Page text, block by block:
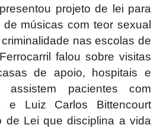
projeto de lei para
músicas com teor sexual
nas escolas de
falou sobre visitas
de apoio, hospitais e
assistem pacientes com
e Luiz Carlos Bittencourt
de Lei que disciplina a vida